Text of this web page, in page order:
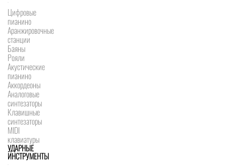
Цифровые
пианино
Аранжировочные
станции
Баяны
Рояли
Акустические
пианино
Аккордеоны
Аналоговые
синтезаторы
Клавишные
синтезаторы
MIDI
клавиатуры
УДАРНЫЕ
ИНСТРУМЕНТЫ